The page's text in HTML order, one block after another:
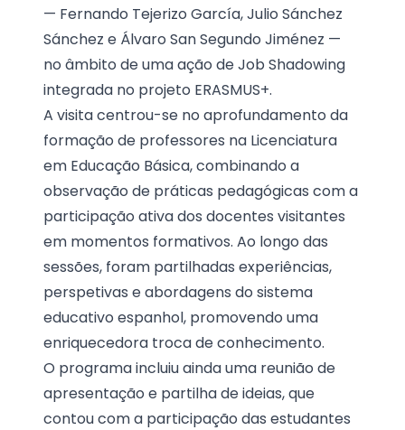
— Fernando Tejerizo García, Julio Sánchez
Sánchez e Álvaro San Segundo Jiménez —
no âmbito de uma ação de Job Shadowing
integrada no projeto ERASMUS+.
A visita centrou-se no aprofundamento da
formação de professores na Licenciatura
em Educação Básica, combinando a
observação de práticas pedagógicas com a
participação ativa dos docentes visitantes
em momentos formativos. Ao longo das
sessões, foram partilhadas experiências,
perspetivas e abordagens do sistema
educativo espanhol, promovendo uma
enriquecedora troca de conhecimento.
O programa incluiu ainda uma reunião de
apresentação e partilha de ideias, que
contou com a participação das estudantes